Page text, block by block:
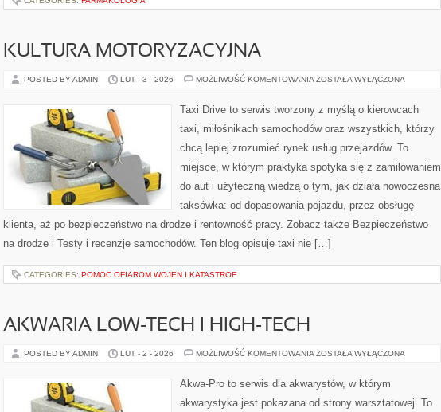
KULTURA MOTORYZACYJNA
POSTED BY ADMIN LUT - 3 - 2026 MOŻLIWOŚĆ KOMENTOWANIA KULTURA
ZOSTAŁA WYŁĄCZONA
Taxi Drive to serwis tworzony z myślą o kierowcach
taxi, miłośnikach samochodów oraz wszystkich, którzy
chcą lepiej zrozumieć rynek usług przejazdów. To
miejsce, w którym praktyka spotyka się z zamiłowaniem
do aut i użyteczną wiedzą o tym, jak działa nowoczesna
taksówka: od dopasowania pojazdu, przez obsługę
klienta, aż po bezpieczeństwo na drodze i rentowność pracy. Zobacz także Bezpieczeństwo
na drodze i Testy i recenzje samochodów. Ten blog opisuje taxi nie […]
CATEGORIES: POMOC OFIAROM WOJEN I KATASTROF
AKWARIA LOW-TECH I HIGH-TECH
POSTED BY ADMIN LUT - 2 - 2026 MOŻLIWOŚĆ KOMENTOWANIA AKWARIA
HIGH-
ZOSTAŁA WYŁĄCZONA
Akwa-Pro to serwis dla akwarystów, w którym
akwarystyka jest pokazana od strony warsztatowej. To